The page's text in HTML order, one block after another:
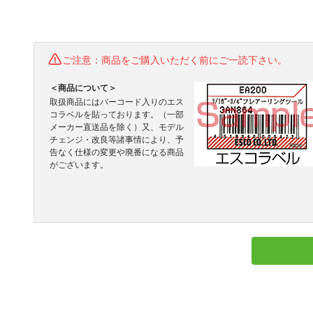
ご注意：商品をご購入いただく前にご一読下さい。
＜商品について＞
取扱商品にはバーコード入りのエス
コラベルを貼っております。（一部
メーカー直送品を除く）又、モデル
チェンジ・改良等諸事情により、予
告なく仕様の変更や廃番になる商品
がございます。